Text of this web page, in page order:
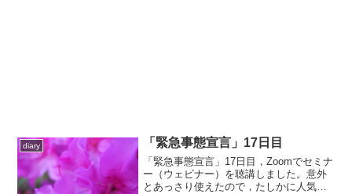
diary 「緊急事態宣言」17日目
「緊急事態宣言」17日目，Zoomでセミナ
ー（ウェビナー）を聴講しました。意外
とあっさり使えたので，たしかに人気が